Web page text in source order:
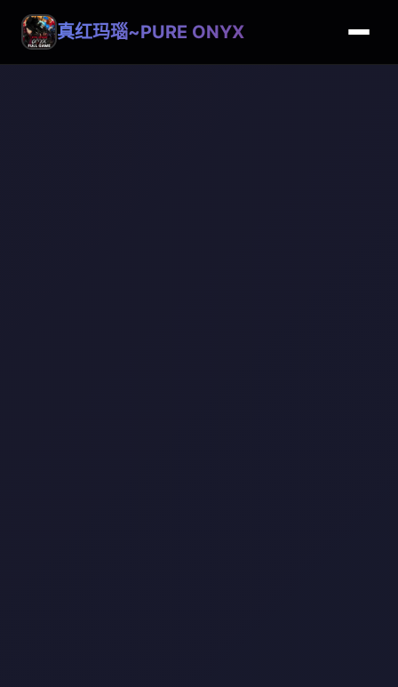
真红玛瑙~PURE ONYX